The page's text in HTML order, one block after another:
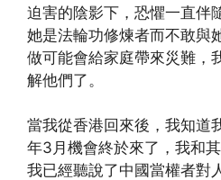
迫害的陰影下，恐懼一直伴
她是法輪功修煉者而不敢與
做可能會給家庭帶來災難，
解他們了。
當我從香港回來後，我知道
年3月機會終於來了，我和
我已經聽說了中國當權者對